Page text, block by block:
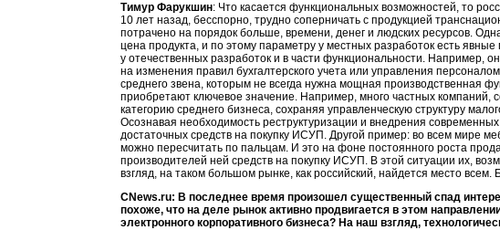
Тимур Фарукшин: Что касается функциональных возможностей, то
10 лет назад, бесспорно, трудно соперничать с продукцией
потрачено на порядок больше, времени, денег и людских ресурсов.
цена продукта, и по этому параметру у местных разработок есть
у отечественных разработок и в части функциональности. Например,
на изменения правил бухгалтерского учета или управления
среднего звена, которым не всегда нужна мощная производственная
приобретают ключевое значение. Например, много частных компаний,
категорию среднего бизнеса, сохраняя управленческую структуру
Осознавая необходимость реструктуризации и внедрения
достаточных средств на покупку ИСУП. Другой пример: во всем мире
можно пересчитать по пальцам. И это на фоне постоянного роста
производителей ней средств на покупку ИСУП. В этой ситуации их,
взгляд, на таком большом рынке, как российский, найдется место всем.
CNews.ru: В последнее время произошел существенный спад
похоже, что на деле рынок активно продвигается в этом
электронного корпоративного бизнеса? На наш взгляд,